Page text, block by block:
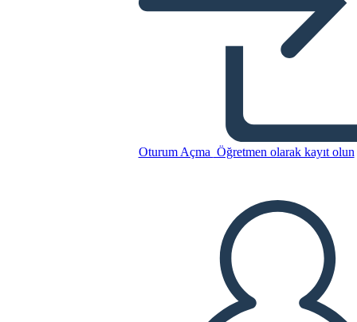
Oturum Açma Öğretmen olarak kayıt olun
SLAYT GÖSTERİSİNİ OYNAT
BENİ OKU